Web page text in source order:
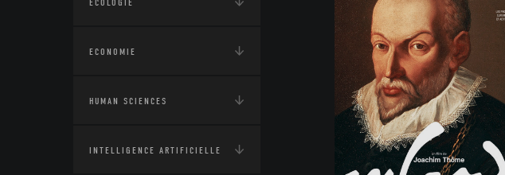
ÉCOLOGIE
ECONOMIE
HUMAN SCIENCES
INTELLIGENCE ARTIFICIELLE